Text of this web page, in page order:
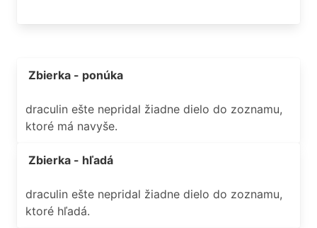
Zbierka - ponúka
draculin ešte nepridal žiadne dielo do zoznamu,
ktoré má navyše.
Zbierka - hľadá
draculin ešte nepridal žiadne dielo do zoznamu,
ktoré hľadá.